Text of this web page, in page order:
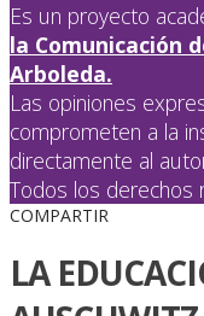
Es un proyecto
la Comunicación
Arboleda.
Las opiniones
comprometen a la
directamente al
Todos los derechos
COMPARTIR
LA